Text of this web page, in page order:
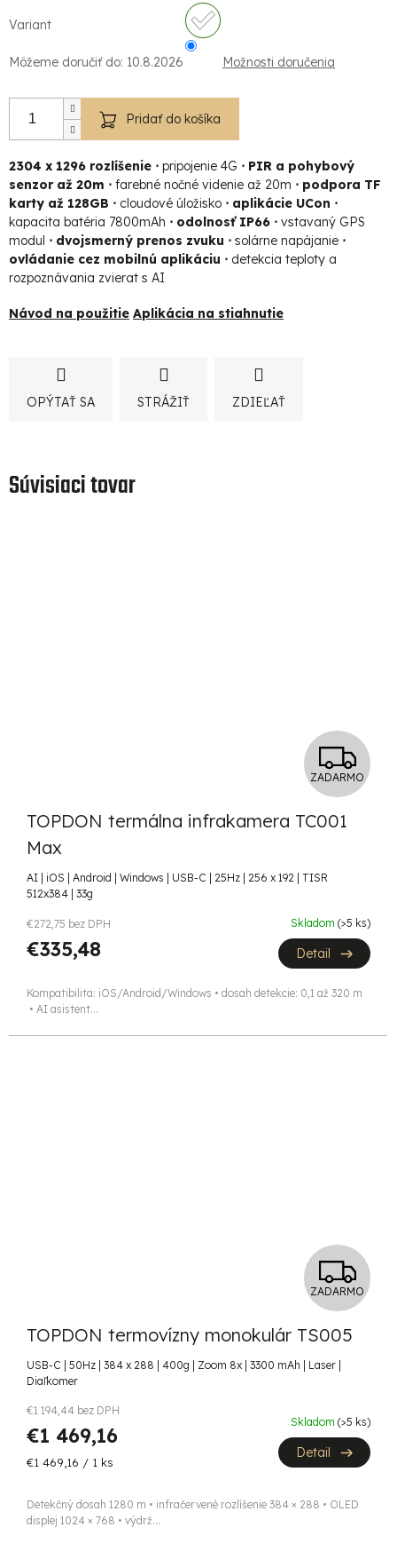
Variant
Môžeme doručiť do: 10.8.2026 Možnosti doručenia
Pridať do košíka
2304 x 1296 rozlíšenie ⋅ pripojenie 4G ⋅ PIR a pohybový
senzor až 20m ⋅ farebné nočné videnie až 20m ⋅ podpora TF
karty až 128GB ⋅ cloudové úložisko ⋅ aplikácie UCon ⋅
kapacita batéria 7800mAh ⋅ odolnosť IP66 ⋅ vstavaný GPS
modul ⋅ dvojsmerný prenos zvuku ⋅ solárne napájanie ⋅
ovládanie cez mobilnú aplikáciu ⋅ detekcia teploty a
rozpoznávania zvierat s AI
Návod na použitie Aplikácia na stiahnutie
OPÝTAŤ SA STRÁŽIŤ ZDIEĽAŤ
Súvisiaci tovar
Z
A
M
O
ZADARMO
TOPDON termálna infrakamera TC001
Max
AI | iOS | Android | Windows | USB-C | 25Hz | 256 x 192 | TISR
512x384 | 33g
€272,75 bez DPH
€335,48
Skladom (>5 ks)
Detail
Kompatibilita: iOS/Android/Windows • dosah detekcie: 0,1 až 320 m
• AI asistent...
Z
A
R
M
O
ZADARMO
TOPDON termovízny monokulár TS005
USB-C | 50Hz | 384 x 288 | 400g | Zoom 8x | 3300 mAh | Laser |
Diaľkomer
€1 194,44 bez DPH
€1 469,16
Jednotková
€1 469,16 / 1 ks
Skladom (>5 ks)
Detail
Detekčný dosah 1280 m • infračervené rozlíšenie 384 × 288 • OLED
displej 1024 × 768 • výdrž...